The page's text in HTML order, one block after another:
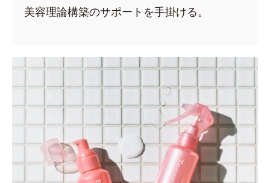
美容理論構築のサポートを手掛ける。